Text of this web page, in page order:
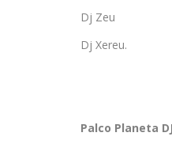
Dj Zeu
Dj Xereu.
Palco Planeta